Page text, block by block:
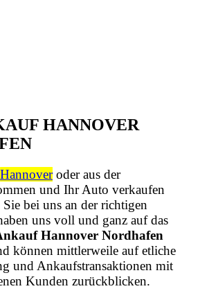
HANNOVER
Hannoveroder aus der
und Ihr Auto verkaufen
bei uns an der richtigen
uns voll und ganz auf das
Hannover Nordhafen
können mittlerweile auf etliche
und Ankaufstransaktionen mit
Kunden zurückblicken.